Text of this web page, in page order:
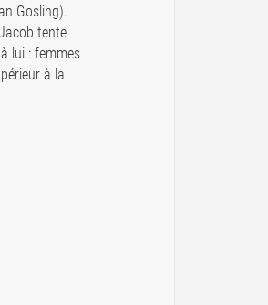
Gosling).
tente
lui : femmes
à la